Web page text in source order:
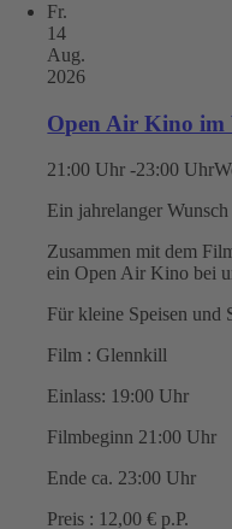
Fr.
14
Aug.
2026
Open Air Kino im
21:00 Uhr -23:00 Uhr
Ein jahrelanger
Zusammen mit dem
ein Open Air Kino bei
Für kleine Speisen und
Film : Glennkill
Einlass: 19:00 Uhr
Filmbeginn 21:00 Uhr
Ende ca. 23:00 Uhr
Preis : 12,00 € p.P.